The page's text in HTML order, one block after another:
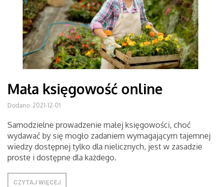
Mała księgowość online
Dodano: 2021-12-01
Samodzielne prowadzenie małej księgowości, choć
wydawać by się mogło zadaniem wymagającym tajemnej
wiedzy dostępnej tylko dla nielicznych, jest w zasadzie
proste i dostępne dla każdego.
CZYTAJ WIĘCEJ